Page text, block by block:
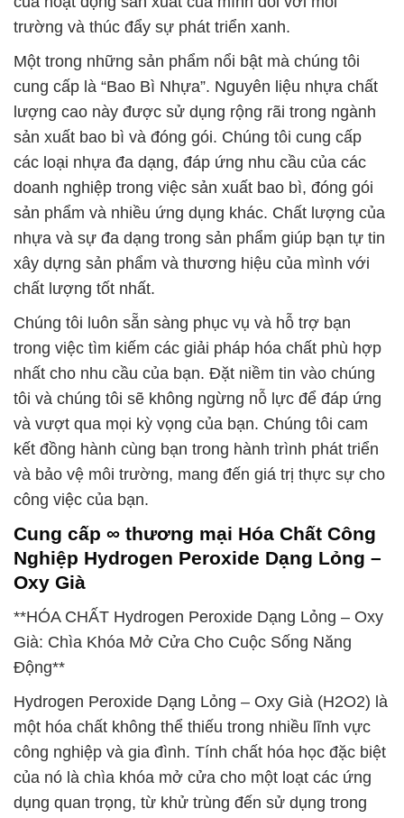
trường và thúc đẩy sự phát triển xanh.
Một trong những sản phẩm nổi bật mà chúng tôi
cung cấp là “Bao Bì Nhựa”. Nguyên liệu nhựa chất
lượng cao này được sử dụng rộng rãi trong ngành
sản xuất bao bì và đóng gói. Chúng tôi cung cấp
các loại nhựa đa dạng, đáp ứng nhu cầu của các
doanh nghiệp trong việc sản xuất bao bì, đóng gói
sản phẩm và nhiều ứng dụng khác. Chất lượng của
nhựa và sự đa dạng trong sản phẩm giúp bạn tự tin
xây dựng sản phẩm và thương hiệu của mình với
chất lượng tốt nhất.
Chúng tôi luôn sẵn sàng phục vụ và hỗ trợ bạn
trong việc tìm kiếm các giải pháp hóa chất phù hợp
nhất cho nhu cầu của bạn. Đặt niềm tin vào chúng
tôi và chúng tôi sẽ không ngừng nỗ lực để đáp ứng
và vượt qua mọi kỳ vọng của bạn. Chúng tôi cam
kết đồng hành cùng bạn trong hành trình phát triển
và bảo vệ môi trường, mang đến giá trị thực sự cho
công việc của bạn.
Cung cấp ∞ thương mại Hóa Chất Công
Nghiệp Hydrogen Peroxide Dạng Lỏng –
Oxy Già
**HÓA CHẤT Hydrogen Peroxide Dạng Lỏng – Oxy
Già: Chìa Khóa Mở Cửa Cho Cuộc Sống Năng
Động**
Hydrogen Peroxide Dạng Lỏng – Oxy Già (H2O2) là
một hóa chất không thể thiếu trong nhiều lĩnh vực
công nghiệp và gia đình. Tính chất hóa học đặc biệt
của nó là chìa khóa mở cửa cho một loạt các ứng
dụng quan trọng, từ khử trùng đến sử dụng trong